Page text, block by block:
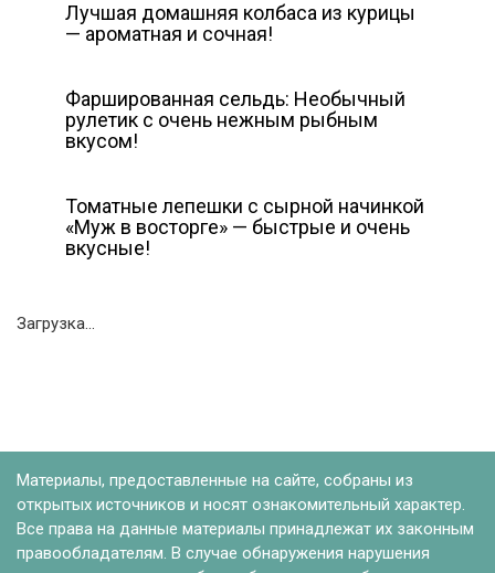
Лучшая домашняя колбаса из курицы
— ароматная и сочная!
Фаршированная сельдь: Необычный
рулетик с очень нежным рыбным
вкусом!
Томатные лепешки с сырной начинкой
«Муж в восторге» — быстрые и очень
вкусные!
Загрузка...
Материалы, предоставленные на сайте, собраны из
открытых источников и носят ознакомительный характер.
Все права на данные материалы принадлежат их законным
правообладателям. В случае обнаружения нарушения